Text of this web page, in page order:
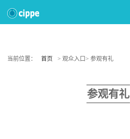
当前位置： 首页 > 观众入口> 参观有礼
参观有礼